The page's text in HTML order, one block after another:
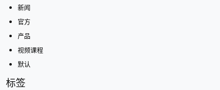
新闻
官方
产品
视频课程
默认
标签